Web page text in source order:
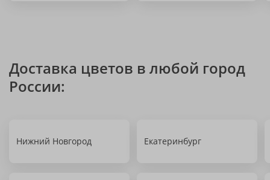
Доставка цветов в любой город
России:
Нижний Новгород Екатеринбург